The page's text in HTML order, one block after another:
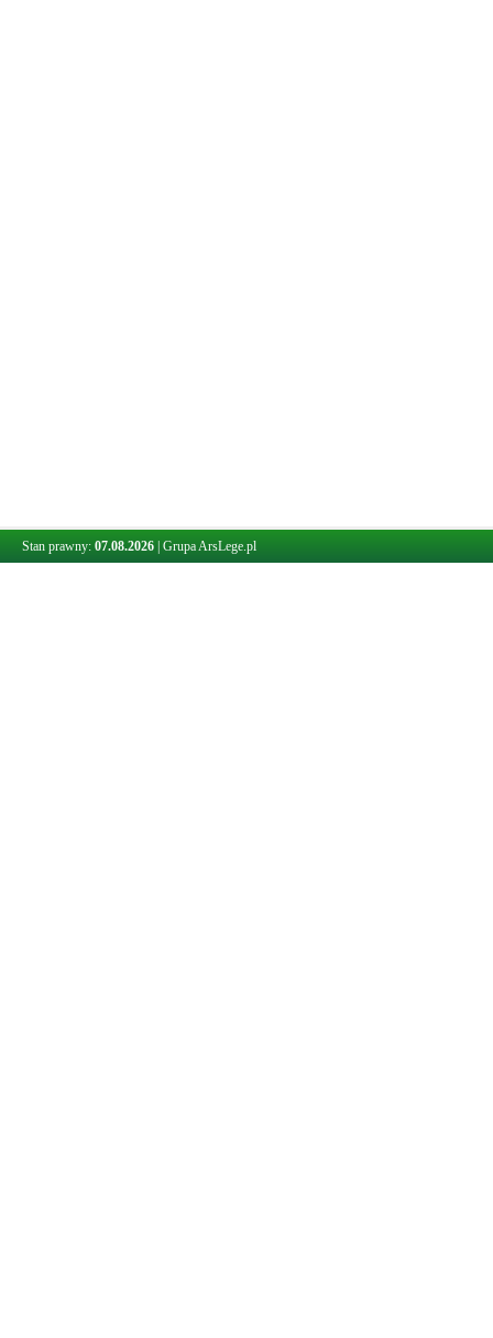
Stan prawny: 07.08.2026 Grupa ArsLege.pl